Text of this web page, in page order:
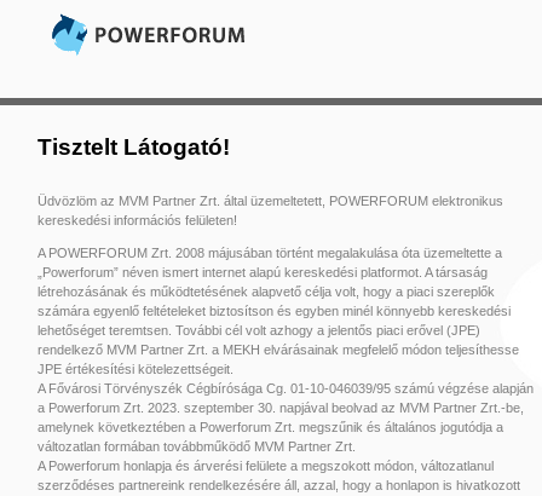
Tisztelt Látogató!
Üdvözlöm az MVM Partner Zrt. által üzemeltetett, POWERFORUM elektronikus
kereskedési információs felületen!
A POWERFORUM Zrt. 2008 májusában történt megalakulása óta üzemeltette a
„Powerforum” néven ismert internet alapú kereskedési platformot. A társaság
létrehozásának és működtetésének alapvető célja volt, hogy a piaci szereplők
számára egyenlő feltételeket biztosítson és egyben minél könnyebb kereskedési
lehetőséget teremtsen. További cél volt azhogy a jelentős piaci erővel (JPE)
rendelkező MVM Partner Zrt. a MEKH elvárásainak megfelelő módon teljesíthesse
JPE értékesítési kötelezettségeit.
A Fővárosi Törvényszék Cégbírósága Cg. 01-10-046039/95 számú végzése alapján
a Powerforum Zrt. 2023. szeptember 30. napjával beolvad az MVM Partner Zrt.-be,
amelynek következtében a Powerforum Zrt. megszűnik és általános jogutódja a
változatlan formában továbbműködő MVM Partner Zrt.
A Powerforum honlapja és árverési felülete a megszokott módon, változatlanul
szerződéses partnereink rendelkezésére áll, azzal, hogy a honlapon is hivatkozott